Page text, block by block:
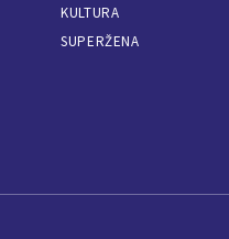
KULTURA
SUPERŽENA